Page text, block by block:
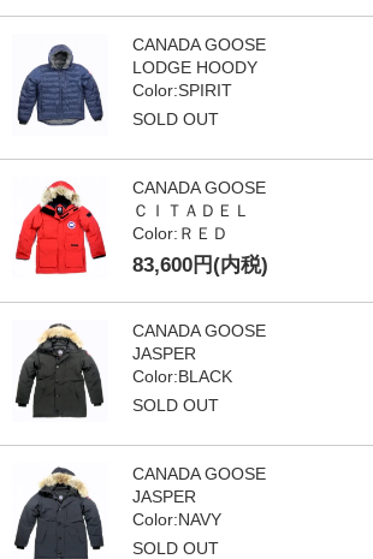
CANADA GOOSE
LODGE HOODY
Color:SPIRIT
SOLD OUT
CANADA GOOSE
ＣＩＴＡＤＥＬ
Color:ＲＥＤ
83,600円(内税)
CANADA GOOSE
JASPER
Color:BLACK
SOLD OUT
CANADA GOOSE
JASPER
Color:NAVY
SOLD OUT